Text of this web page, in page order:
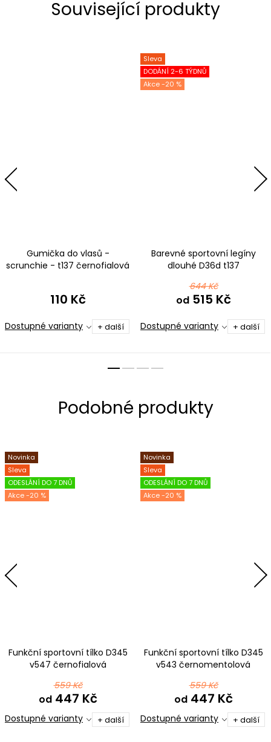
Související produkty
Gumička do vlasů -
scrunchie - t137 černofialová
110 Kč
Dostupné varianty + další
Sleva
DODÁNÍ 2-6 TÝDNŮ
-20 %
Barevné sportovní legíny
dlouhé D36d t137
644 Kč
od515 Kč
Dostupné varianty + další
Novinka
Sleva
ODESLÁNÍ DO 7 DNŮ
-20 %
Funkční sportovní tílko D345
v547 černofialová
559 Kč
od447 Kč
Dostupné varianty + další
Novinka
Sleva
ODESLÁNÍ DO 7 DNŮ
-20 %
Funkční sportovní tílko D345
v543 černomentolová
559 Kč
od447 Kč
Dostupné varianty + další